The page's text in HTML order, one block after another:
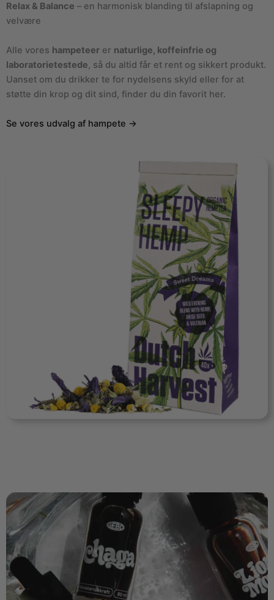
Relax & Balance – en harmonisk blanding til afslapning og
velvære
Alle vores hampeteer er naturlige, koffeinfrie og
laboratorietestede, så du altid får et rent og sikkert produkt.
Uanset om du drikker te for nydelsens skyld eller for at
støtte din krop og dit sind, finder du din favorit her.
Se vores udvalg af hampete →